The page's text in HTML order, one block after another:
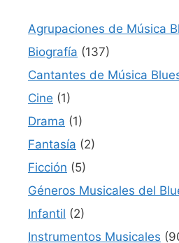
Agrupaciones de Música
Biografía (137)
Cantantes de Música
Cine (1)
Drama (1)
Fantasía (2)
Ficción (5)
Géneros Musicales del
Infantil (2)
Instrumentos Musicales